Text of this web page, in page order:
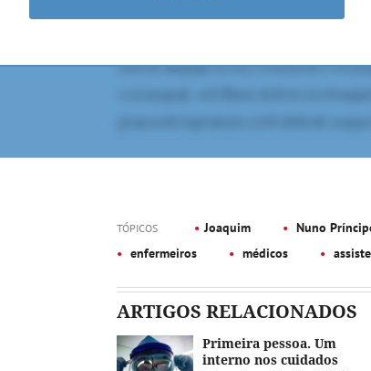
TÓPICOS Joaquim Nuno
enfermeiros
médicos
ARTIGOS RELACIONADOS
Primeira pessoa. Um
interno nos cuidados